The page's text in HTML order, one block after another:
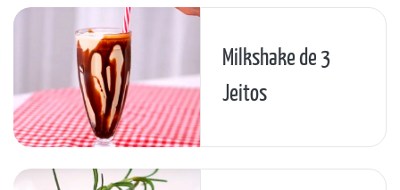
Milkshake de 3
Jeitos